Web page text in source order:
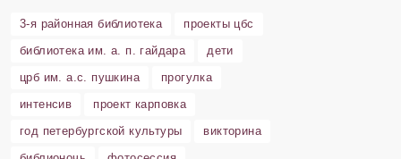
3-я районная библиотека
проекты цбс
библиотека им. а. п. гайдара
дети
црб им. а.с. пушкина
прогулка
интенсив
проект карповка
год петербургской культуры
викторина